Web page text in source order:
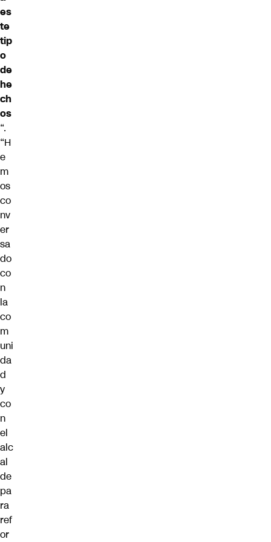
es
te
tip
o
de
he
ch
os
“.
“H
e
m
os
co
nv
er
sa
do
co
n
la
co
m
uni
da
d
y
co
n
el
alc
al
de
pa
ra
ref
or